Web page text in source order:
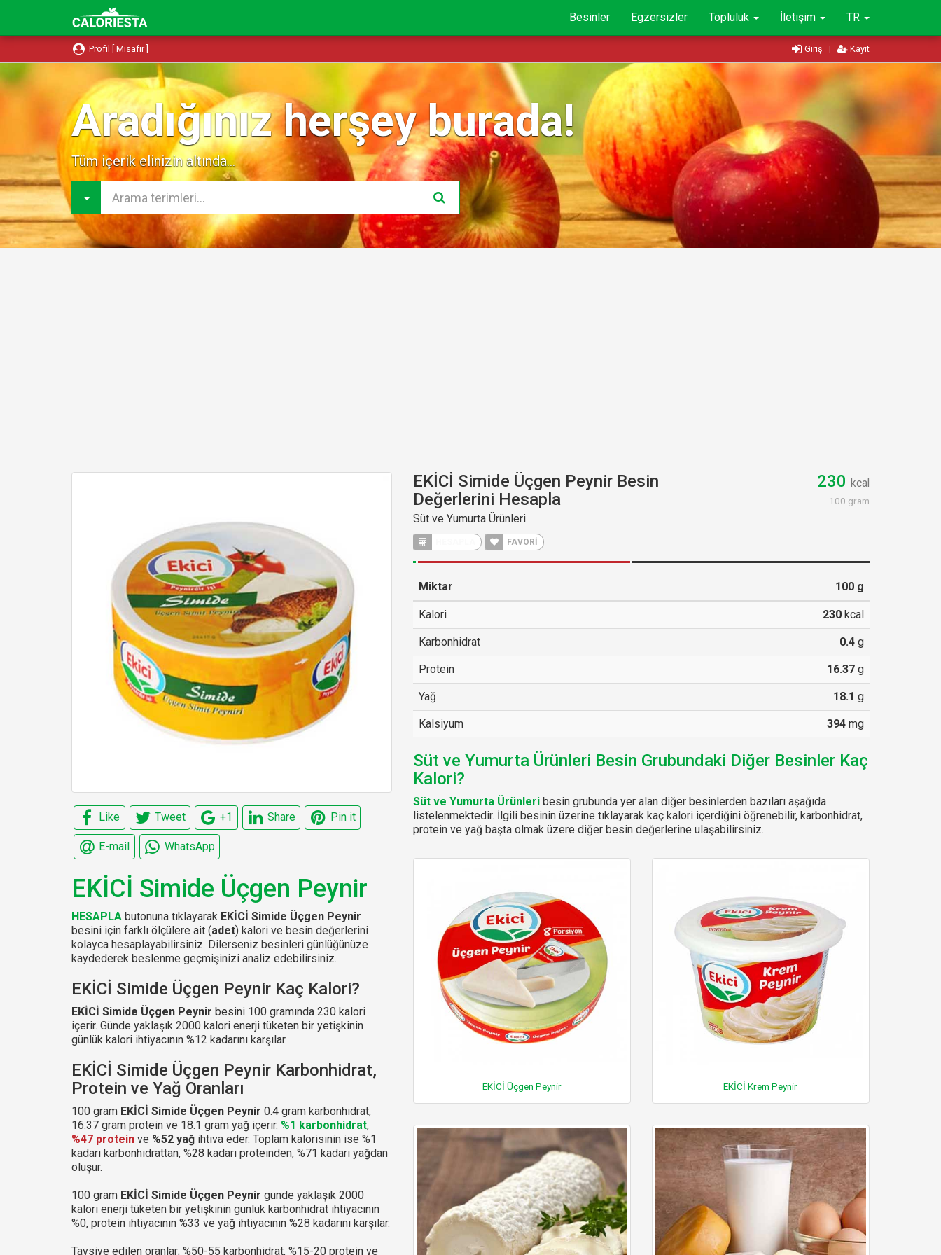
Besinler Egzersizler Topluluk İletişim TR
Profil [ Misafir ] Giriş | Kayıt
Aradığınız herşey burada!
Tüm içerik elinizin altında...
Like Tweet +1 Share Pin it
E-mail WhatsApp
EKİCİ Simide Üçgen Peynir
HESAPLA butonuna tıklayarak EKİCİ Simide Üçgen Peynir
besini için farklı ölçülere ait (adet) kalori ve besin değerlerini
kolayca hesaplayabilirsiniz. Dilerseniz besinleri günlüğünüze
kaydederek beslenme geçmişinizi analiz edebilirsiniz.
EKİCİ Simide Üçgen Peynir Kaç Kalori?
EKİCİ Simide Üçgen Peynir besini 100 gramında 230 kalori
içerir. Günde yaklaşık 2000 kalori enerji tüketen bir yetişkinin
günlük kalori ihtiyacının %12 kadarını karşılar.
EKİCİ Simide Üçgen Peynir Karbonhidrat,
Protein ve Yağ Oranları
100 gram EKİCİ Simide Üçgen Peynir 0.4 gram karbonhidrat,
16.37 gram protein ve 18.1 gram yağ içerir. %1 karbonhidrat,
%47 protein ve %52 yağ ihtiva eder. Toplam kalorisinin ise %1
kadarı karbonhidrattan, %28 kadarı proteinden, %71 kadarı yağdan
oluşur.
100 gram EKİCİ Simide Üçgen Peynir günde yaklaşık 2000
kalori enerji tüketen bir yetişkinin günlük karbonhidrat ihtiyacının
%0, protein ihtiyacının %33 ve yağ ihtiyacının %28 kadarını karşılar.
Tavsiye edilen oranlar; %50-55 karbonhidrat, %15-20 protein ve
EKİCİ Simide Üçgen Peynir Besin
Değerlerini Hesapla
Süt ve Yumurta Ürünleri
FAVORİ
230 kcal
100 gram
Miktar 100g
Kalori 230kcal
Karbonhidrat 0.4g
Protein 16.37g
Yağ 18.1 g
Kalsiyum 394mg
Süt ve Yumurta Ürünleri Besin Grubundaki Diğer Besinler Kaç
Kalori?
Süt ve Yumurta Ürünleribesin grubunda yer alan diğer besinlerden bazıları aşağıda
listelenmektedir. İlgili besinin üzerine tıklayarak kaç kalori içerdiğini öğrenebilir, karbonhidrat,
protein ve yağ başta olmak üzere diğer besin değerlerine ulaşabilirsiniz.
EKİCİ Üçgen Peynir EKİCİ Krem Peynir